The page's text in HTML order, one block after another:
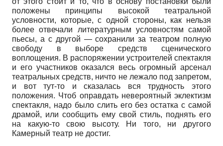
положены принципы высокой театральной
условности, которые, с одной стороны, как нельзя
более отвечали литературным условностям самой
пьесы, а с другой — сохранили за театром полную
свободу в выборе средств сценического
воплощения. В распоряжении устроителей спектакля
и его участников оказался весь огромный арсенал
театральных средств, ничто не лежало под запретом,
и вот тут-то и сказалась вся трудность этого
положения. Чтоб оправдать невероятный эклектизм
спектакля, надо было слить его без остатка с самой
драмой, или сообщить ему свой стиль, поднять его
на какую-то свою высоту. Ни того, ни другого
Камерный театр не достиг.